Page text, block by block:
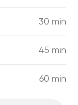
30 min
45 min
60 min